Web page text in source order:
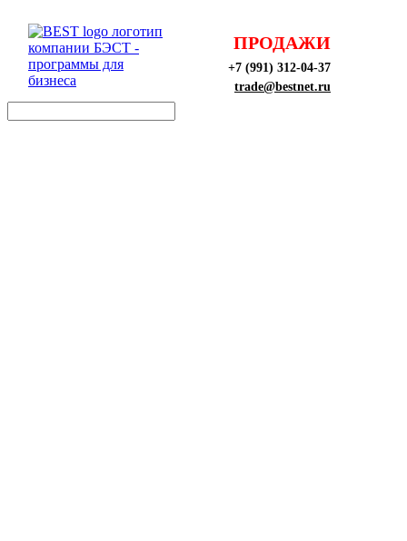
ПРОДАЖИ
+7 (991) 312-04-37
trade@bestnet.ru